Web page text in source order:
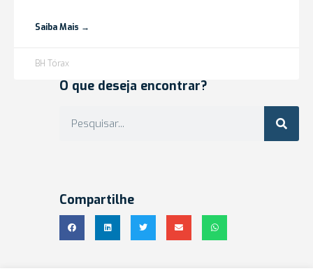
Saiba Mais →
BH Tórax
O que deseja encontrar?
Compartilhe